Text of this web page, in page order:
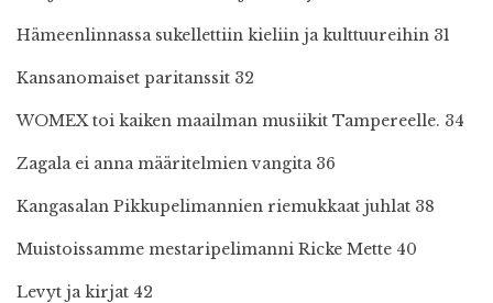
Hämeenlinnassa sukellettiin kieliin ja kulttuureihin 31
Kansanomaiset paritanssit 32
WOMEX toi kaiken maailman musiikit Tampereelle. 34
Zagala ei anna määritelmien vangita 36
Kangasalan Pikkupelimannien riemukkaat juhlat 38
Muistoissamme mestaripelimanni Ricke Mette 40
Levyt ja kirjat 42